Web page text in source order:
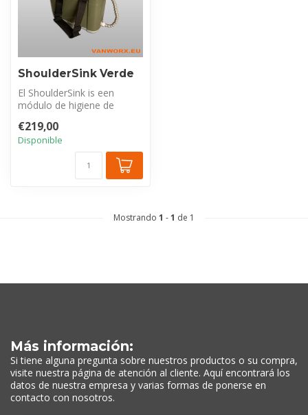
ShoulderSink Verde
El ShoulderSink is een
módulo de higiene de
con 5 litr...
€219,00
Disponible
Mostrando 1 -1 de 1
Más información:
Si tiene alguna pregunta sobre nuestros productos o su compra,
visite nuestra página de atención al cliente. Aquí encontrará los
datos de nuestra empresa y varias formas de ponerse en
contacto con nosotros.